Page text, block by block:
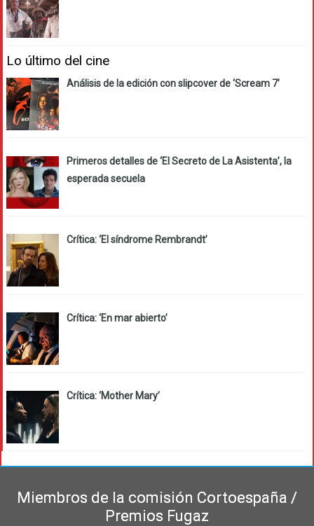
Lo último del cine
Análisis de la edición con slipcover de ‘Scream 7’
Primeros detalles de ‘El Secreto de La Asistenta’, la
esperada secuela
Crítica: ‘El síndrome Rembrandt’
Crítica: ‘En mar abierto’
Crítica: ‘Mother Mary’
Miembros de la comisión Cortoespaña /
Premios Fugaz